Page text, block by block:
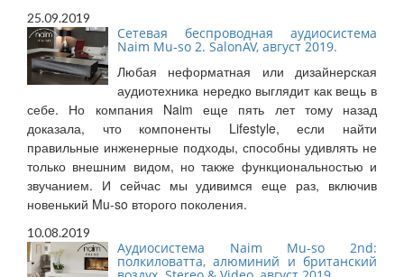
25.09.2019
Сетевая беспроводная аудиосистема
Naim Mu-so 2. SalonAV, август 2019.
Любая неформатная или дизайнерская
аудиотехника нередко выглядит как вещь в
себе. Но компания Naim еще пять лет тому назад
доказала, что компоненты Lifestyle, если найти
правильные инженерные подходы, способны удивлять не
только внешним видом, но также функциональностью и
звучанием. И сейчас мы удивимся еще раз, включив
новенький Mu-so второго поколения.
10.08.2019
Аудиосистема Naim Mu-so 2nd:
полкиловатта, алюминий и британский